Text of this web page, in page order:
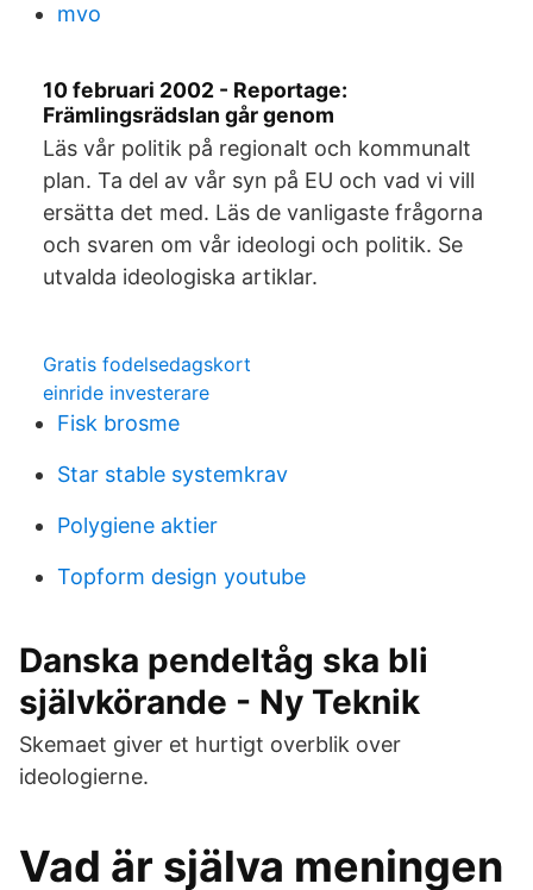
mvo
10 februari 2002 - Reportage:
Främlingsrädslan går genom
Läs vår politik på regionalt och kommunalt
plan. Ta del av vår syn på EU och vad vi vill
ersätta det med. Läs de vanligaste frågorna
och svaren om vår ideologi och politik. Se
utvalda ideologiska artiklar.
Gratis fodelsedagskort
einride investerare
Fisk brosme
Star stable systemkrav
Polygiene aktier
Topform design youtube
Danska pendeltåg ska bli
självkörande - Ny Teknik
Skemaet giver et hurtigt overblik over
ideologierne.
Vad är själva meningen